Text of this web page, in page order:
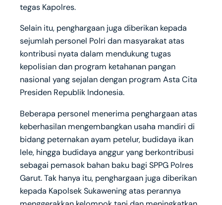
tegas Kapolres.
Selain itu, penghargaan juga diberikan kepada
sejumlah personel Polri dan masyarakat atas
kontribusi nyata dalam mendukung tugas
kepolisian dan program ketahanan pangan
nasional yang sejalan dengan program Asta Cita
Presiden Republik Indonesia.
Beberapa personel menerima penghargaan atas
keberhasilan mengembangkan usaha mandiri di
bidang peternakan ayam petelur, budidaya ikan
lele, hingga budidaya anggur yang berkontribusi
sebagai pemasok bahan baku bagi SPPG Polres
Garut. Tak hanya itu, penghargaan juga diberikan
kepada Kapolsek Sukawening atas perannya